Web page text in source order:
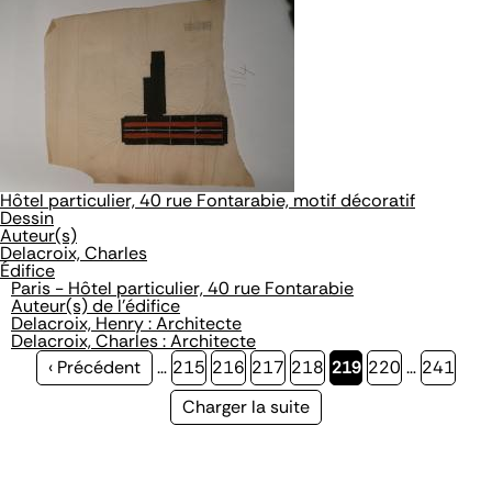
Hôtel particulier, 40 rue Fontarabie, motif décoratif
Dessin
Auteur(s)
Delacroix, Charles
Édifice
Paris - Hôtel particulier, 40 rue Fontarabie
Auteur(s) de l'édifice
Delacroix, Henry : Architecte
Delacroix, Charles : Architecte
Page
‹ Précédent … Page
215 Page
216 Page
217 Page
218 Page
219 Page
220 … Page
241
Page
Charger la suite